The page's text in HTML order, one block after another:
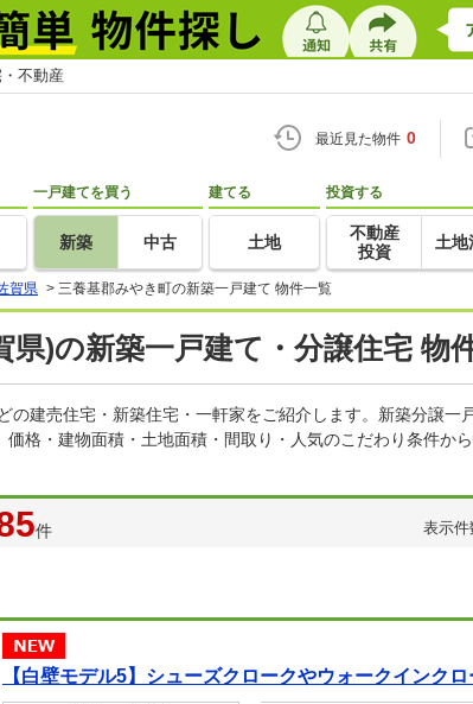
不動産
最近見た物件 0
一戸建てを買う
新築 中古
建てる
土地
投資する
不動産
投資
土地
賀県 > 三養基郡みやき町の新築一戸建て 物件一覧
県)の新築一戸建て・分譲住宅 物
の建売住宅・新築住宅・一軒家をご紹介します。新築分譲一
格・建物面積・土地面積・間取り・人気のこだわり条件か
件 表示件
【白壁モデル5】シューズクロークやウォークインク